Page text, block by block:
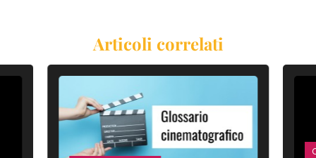
Articoli correlati